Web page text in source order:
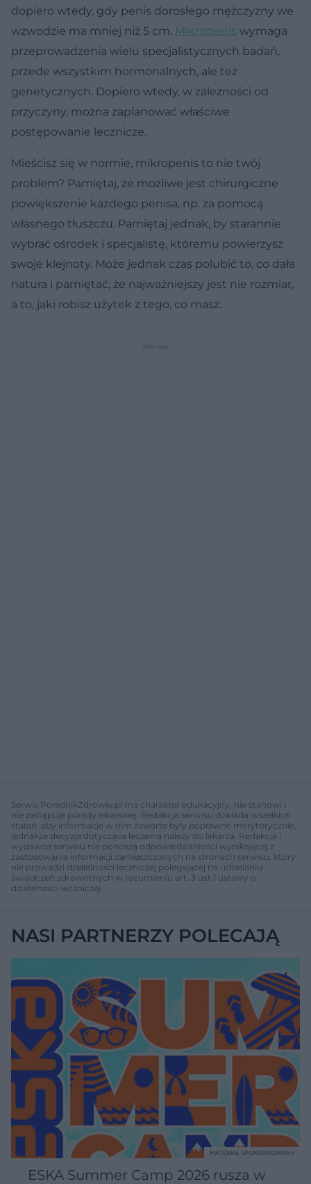
dopiero wtedy, gdy penis dorosłego mężczyzny we
wzwodzie ma mniej niż 5 cm. Mikropenis wymaga
przeprowadzenia wielu specjalistycznych badań,
przede wszystkim hormonalnych, ale też
genetycznych. Dopiero wtedy, w zależności od
przyczyny, można zaplanować właściwe
postępowanie lecznicze.
Mieścisz się w normie, mikropenis to nie twój
problem? Pamiętaj, że możliwe jest chirurgiczne
powiększenie każdego penisa, np. za pomocą
własnego tłuszczu. Pamiętaj jednak, by starannie
wybrać ośrodek i specjalistę, któremu powierzysz
swoje klejnoty. Może jednak czas polubić to, co dała
natura i pamiętać, że najważniejszy jest nie rozmiar,
a to, jaki robisz użytek z tego, co masz.
Serwis PoradnikZdrowie.pl ma charakter edukacyjny, nie stanowi i
nie zastępuje porady lekarskiej. Redakcja serwisu dokłada wszelkich
starań, aby informacje w nim zawarte były poprawne merytorycznie,
jednakże decyzja dotycząca leczenia należy do lekarza. Redakcja i
wydawca serwisu nie ponoszą odpowiedzialności wynikającej z
zastosowania informacji zamieszczonych na stronach serwisu, który
nie prowadzi działalności leczniczej polegającej na udzielaniu
świadczeń zdrowotnych w rozumieniu art. 3 ust 1 ustawy o
działalności leczniczej.
NASI PARTNERZY POLECAJĄ
ESKA Summer Camp 2026 rusza w
MATERIAŁ SPONSOROWANY